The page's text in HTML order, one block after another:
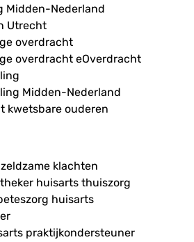
Midden-Nederland
Utrecht
overdracht
overdracht eOverdracht
Midden-Nederland
kwetsbare ouderen
zeldzame klachten
huisarts thuiszorg
huisarts
praktijkondersteuner